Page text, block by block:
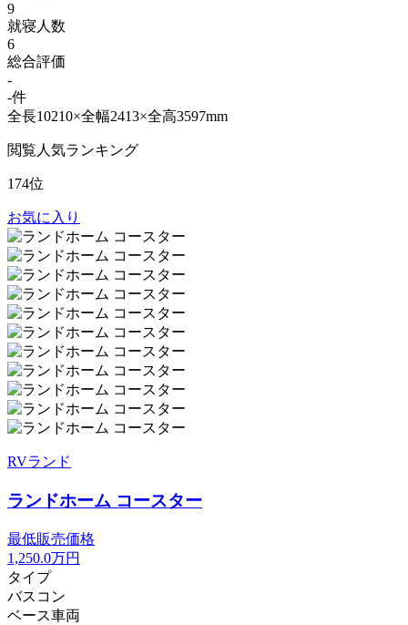
9
就寝人数
6
総合評価
-
-件
全長10210×全幅2413×全高3597mm
閲覧人気ランキング
174位
お気に入り
RVランド
ランドホーム コースター
最低販売価格
1,250.0万円
タイプ
バスコン
ベース車両